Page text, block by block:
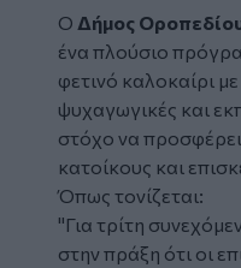
Ο Δήμος
ένα πλούσιο
φετινό καλοκαίρι
ψυχαγωγικές και
στόχο να προσφέρει
κατοίκους και
Όπως τονίζεται:
"Για τρίτη
στην πράξη ότι οι